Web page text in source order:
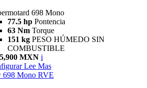
698 Mono
77.5 hp Pontencia
63 Nm Torque
151 kg PESO HÚMEDO SIN
COMBUSTIBLE
MXN i
Lee Mas
698 Mono RVE